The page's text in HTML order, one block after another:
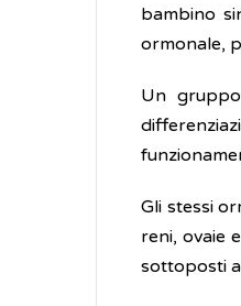
bambino
ormonale,
Un
Gli stessi
reni, ovaie
sottoposti